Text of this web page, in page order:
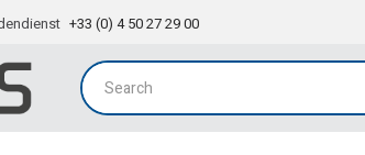
+33 (0) 4 50 27 29 00